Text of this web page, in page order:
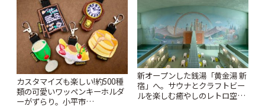
カスタマイズも楽しい!約500種
類の可愛いワッペンキーホルダ
ーがずらり。小平市
新オープンした銭湯「黄金湯 新
宿」へ。サウナとクラフトビー
ルを楽しむ癒やしのレトロ空間